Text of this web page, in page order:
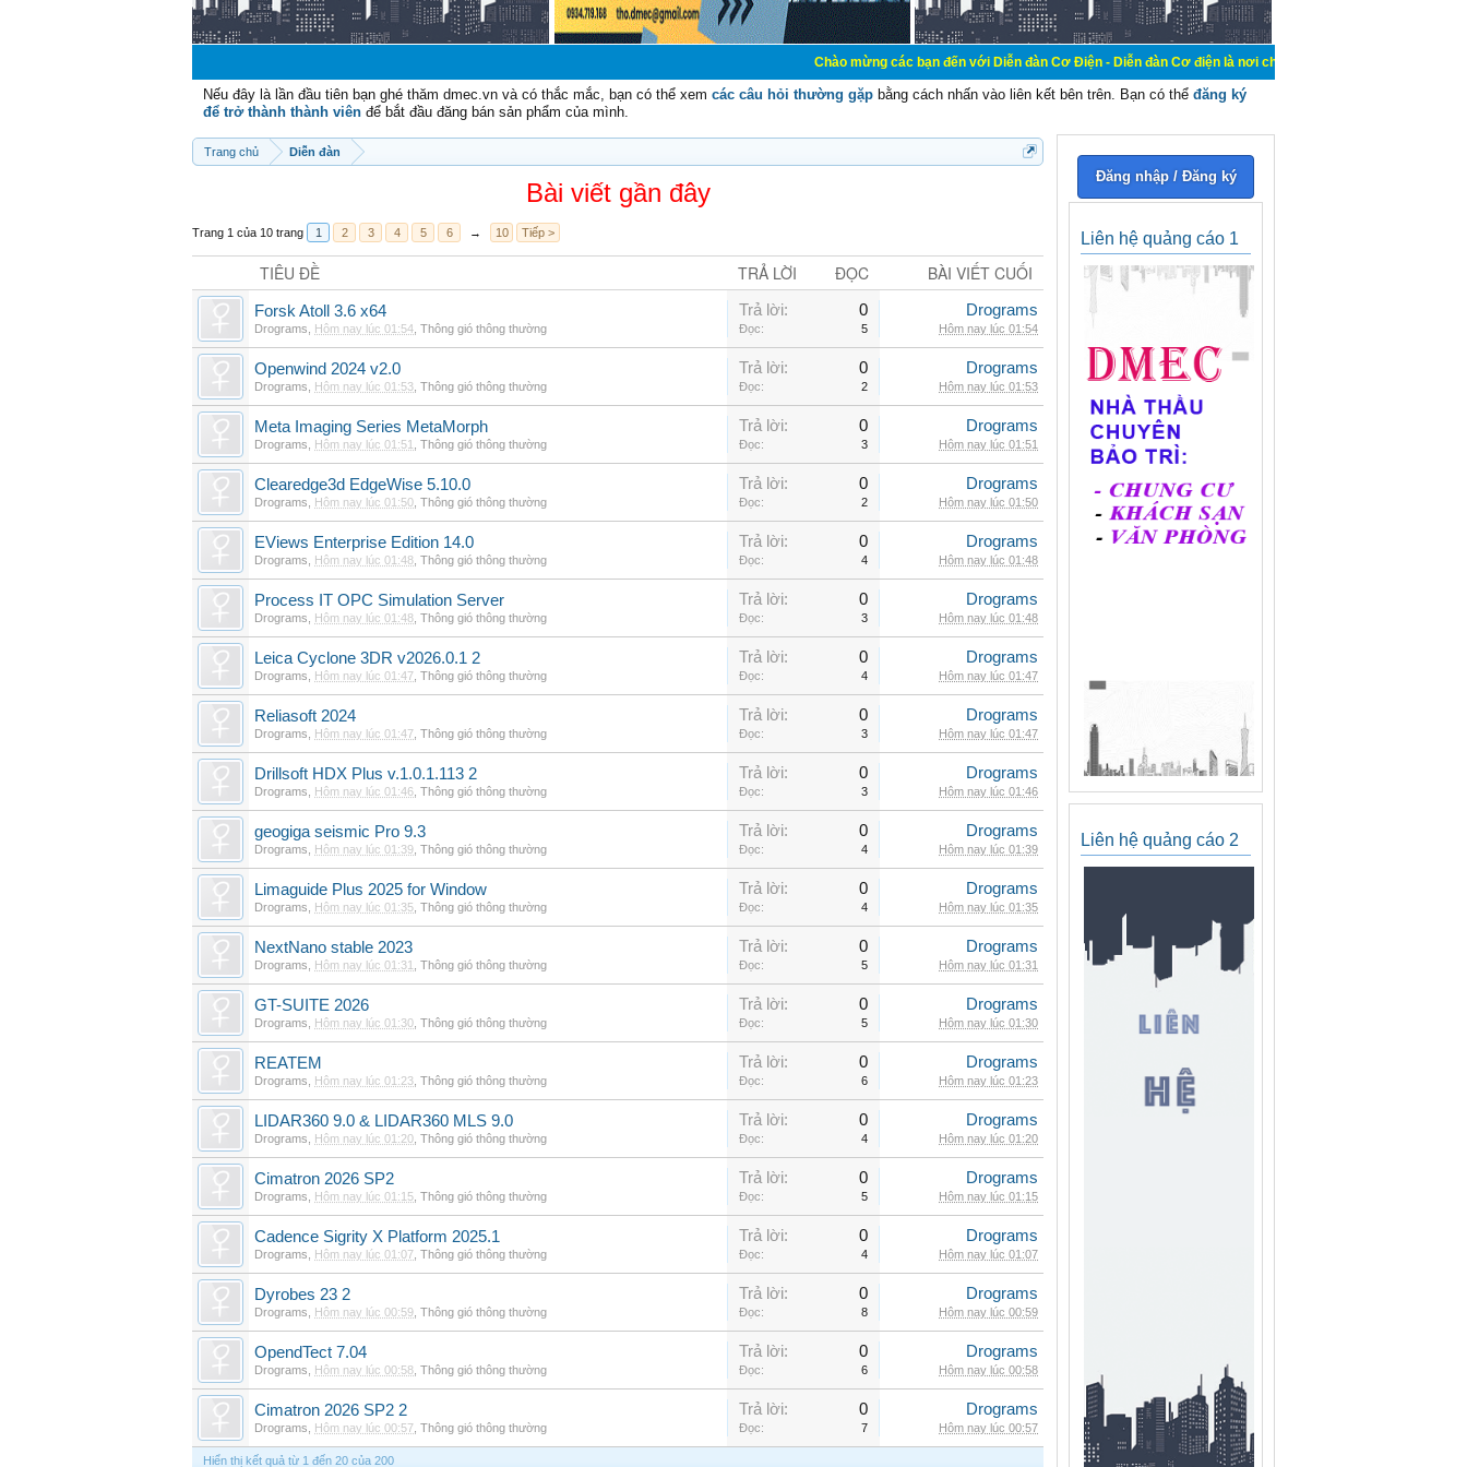
Chào mừng các bạn đến với Diễn đàn Cơ Điện - Diễn đàn Cơ điện là nơi chia sẽ kiến thức kinh nghiệm trong lãnh
Nếu đây là lần đầu tiên bạn ghé thăm dmec.vn và có thắc mắc, bạn có thể xem các câu hỏi thường gặp bằng cách nhấn vào liên kết bên trên. Bạn có thể đăng ký
để trở thành thành viên để bắt đầu đăng bán sản phẩm của mình.
Trang chủ Diễn đàn
Bài viết gần đây
Trang 1 của 10 trang 1 2 3 4 5 6 → 10 Tiếp >
TIÊU ĐỀ TRẢ LỜI ĐỌC BÀI VIẾT CUỐI
Forsk Atoll 3.6 x64
Drograms Hôm nay lúc 01:54 Thông gió thông thường
Trả lời: 0
Đọc: 5
Drograms
Hôm nay lúc 01:54
Openwind 2024 v2.0
Drograms Hôm nay lúc 01:53 Thông gió thông thường
Trả lời: 0
Đọc: 2
Drograms
Hôm nay lúc 01:53
Meta Imaging Series MetaMorph
Drograms Hôm nay lúc 01:51 Thông gió thông thường
Trả lời: 0
Đọc: 3
Drograms
Hôm nay lúc 01:51
Clearedge3d EdgeWise 5.10.0
Drograms Hôm nay lúc 01:50 Thông gió thông thường
Trả lời: 0
Đọc: 2
Drograms
Hôm nay lúc 01:50
EViews Enterprise Edition 14.0
Drograms Hôm nay lúc 01:48 Thông gió thông thường
Trả lời: 0
Đọc: 4
Drograms
Hôm nay lúc 01:48
Process IT OPC Simulation Server
Drograms Hôm nay lúc 01:48 Thông gió thông thường
Trả lời: 0
Đọc: 3
Drograms
Hôm nay lúc 01:48
Leica Cyclone 3DR v2026.0.1 2
Drograms Hôm nay lúc 01:47 Thông gió thông thường
Trả lời: 0
Đọc: 4
Drograms
Hôm nay lúc 01:47
Reliasoft 2024
Drograms Hôm nay lúc 01:47 Thông gió thông thường
Trả lời: 0
Đọc: 3
Drograms
Hôm nay lúc 01:47
Drillsoft HDX Plus v.1.0.1.113 2
Drograms Hôm nay lúc 01:46 Thông gió thông thường
Trả lời: 0
Đọc: 3
Drograms
Hôm nay lúc 01:46
geogiga seismic Pro 9.3
Drograms Hôm nay lúc 01:39 Thông gió thông thường
Trả lời: 0
Đọc: 4
Drograms
Hôm nay lúc 01:39
Limaguide Plus 2025 for Window
Drograms Hôm nay lúc 01:35 Thông gió thông thường
Trả lời: 0
Đọc: 4
Drograms
Hôm nay lúc 01:35
NextNano stable 2023
Drograms Hôm nay lúc 01:31 Thông gió thông thường
Trả lời: 0
Đọc: 5
Drograms
Hôm nay lúc 01:31
GT-SUITE 2026
Drograms Hôm nay lúc 01:30 Thông gió thông thường
Trả lời: 0
Đọc: 5
Drograms
Hôm nay lúc 01:30
REATEM
Drograms Hôm nay lúc 01:23 Thông gió thông thường
Trả lời: 0
Đọc: 6
Drograms
Hôm nay lúc 01:23
LIDAR360 9.0 & LIDAR360 MLS 9.0
Drograms Hôm nay lúc 01:20 Thông gió thông thường
Trả lời: 0
Đọc: 4
Drograms
Hôm nay lúc 01:20
Cimatron 2026 SP2
Drograms Hôm nay lúc 01:15 Thông gió thông thường
Trả lời: 0
Đọc: 5
Drograms
Hôm nay lúc 01:15
Cadence Sigrity X Platform 2025.1
Drograms Hôm nay lúc 01:07 Thông gió thông thường
Trả lời: 0
Đọc: 4
Drograms
Hôm nay lúc 01:07
Dyrobes 23 2
Drograms Hôm nay lúc 00:59 Thông gió thông thường
Trả lời: 0
Đọc: 8
Drograms
Hôm nay lúc 00:59
OpendTect 7.04
Drograms Hôm nay lúc 00:58 Thông gió thông thường
Trả lời: 0
Đọc: 6
Drograms
Hôm nay lúc 00:58
Cimatron 2026 SP2 2
Drograms Hôm nay lúc 00:57 Thông gió thông thường
Trả lời: 0
Đọc: 7
Drograms
Hôm nay lúc 00:57
Hiển thị kết quả từ 1 đến 20 của 200
Đăng nhập / Đăng ký
Liên hệ quảng cáo 1
Liên hệ quảng cáo 2